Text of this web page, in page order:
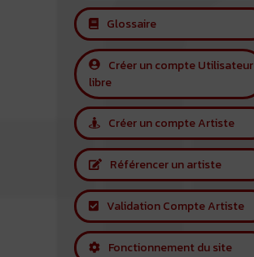
Glossaire
Créer un compte Utilisateur
libre
Créer un compte Artiste
Référencer un artiste
Validation Compte Artiste
Fonctionnement du site